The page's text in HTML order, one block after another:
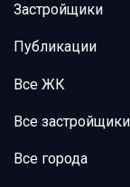
Застройщики
Публикации
Все ЖК
Все застройщики
Все города